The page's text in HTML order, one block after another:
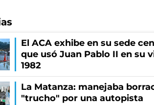
El ACA exhibe en su sede
que usó Juan Pablo II en su
1982
La Matanza: manejaba
"trucho" por una autopista